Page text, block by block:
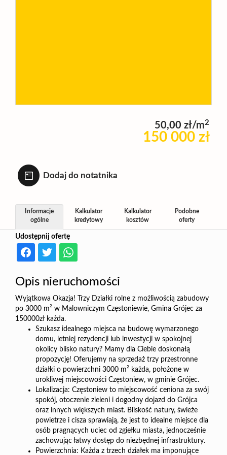
Kontakt
50,00 zł/m2
150 000 zł
Dodaj do notatnika
Udostępnij ofertę
Informacje
ogólne
Kalkulator
kredytowy
Kalkulator
kosztów
Podobne
oferty
Opis nieruchomości
Wyjątkowa Okazja! Trzy Działki rolne z możliwością zabudowy
po 3000 m² w Malowniczym Częstoniewie, Gmina Grójec za
150000zł każda.
Szukasz idealnego miejsca na budowę wymarzonego
domu, letniej rezydencji lub inwestycji w spokojnej
okolicy blisko natury? Mamy dla Ciebie doskonałą
propozycję! Oferujemy na sprzedaż trzy przestronne
działki o powierzchni 3000 m² każda, położone w
urokliwej miejscowości Częstoniew, w gminie Grójec.
Lokalizacja: Częstoniew to miejscowość ceniona za swój
spokój, otoczenie zieleni i dogodny dojazd do Grójca
oraz innych większych miast. Bliskość natury, świeże
powietrze i cisza sprawiają, że jest to idealne miejsce dla
osób pragnących uciec od zgiełku miasta, jednocześnie
zachowując łatwy dostęp do niezbędnej infrastruktury.
Powierzchnia: Każda z trzech działek ma imponujące